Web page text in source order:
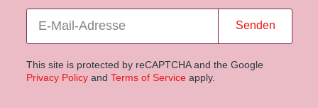
Senden
This site is protected by reCAPTCHA and the Google
Privacy Policyand Terms of Service apply.